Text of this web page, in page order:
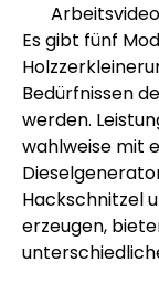
Es gibt fünf
Bedürfnissen
werden.
wahlweise mit
Hackschnitzel
erzeugen,